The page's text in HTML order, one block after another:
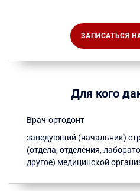
ЗАПИСАТЬСЯ
Для кого
Врач-ортодонт
заведующий (начальник)
(отдела, отделения,
другое) медицинской